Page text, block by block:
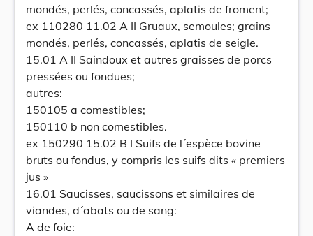
mondés, perlés, concassés, aplatis de froment;
ex 110280 11.02 A II Gruaux, semoules; grains
mondés, perlés, concassés, aplatis de seigle.
15.01 A II Saindoux et autres graisses de porcs
pressées ou fondues;
autres:
150105 a comestibles;
150110 b non comestibles.
ex 150290 15.02 B I Suifs de l´espèce bovine
bruts ou fondus, y compris les suifs dits « premiers
jus »
16.01 Saucisses, saucissons et similaires de
viandes, d´abats ou de sang:
A de foie: